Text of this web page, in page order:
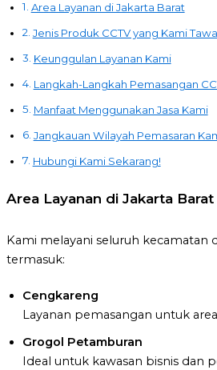
Area Layanan di Jakarta Barat
Jenis Produk CCTV yang Kami
Keunggulan Layanan Kami
Langkah-Langkah Pemasangan
Manfaat Menggunakan Jasa Kami
Jangkauan Wilayah Pemasaran
Hubungi Kami Sekarang!
Area Layanan di Jakarta Barat
Kami melayani seluruh kecamatan
termasuk:
Cengkareng
Layanan pemasangan untuk
Grogol Petamburan
Ideal untuk kawasan bisnis dan